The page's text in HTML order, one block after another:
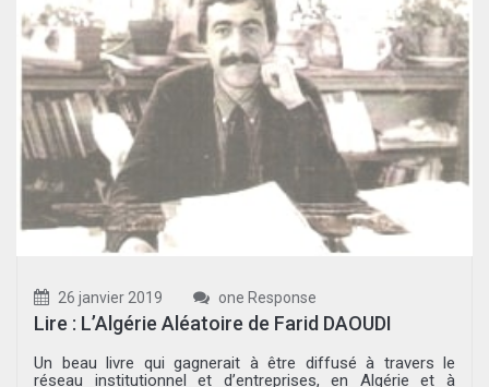
26 janvier 2019 one Response
Lire : L’Algérie Aléatoire de Farid DAOUDI
Un beau livre qui gagnerait à être diffusé à travers le
réseau institutionnel et d’entreprises, en Algérie et à